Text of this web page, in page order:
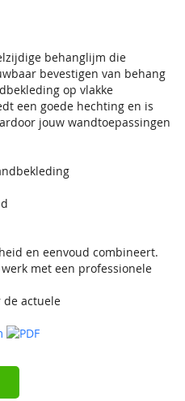
behanglijm die
bevestigen van behang
op vlakke
een goede hechting en is
jouw wandtoepassingen
en eenvoud combineert.
met een professionele
de actuele